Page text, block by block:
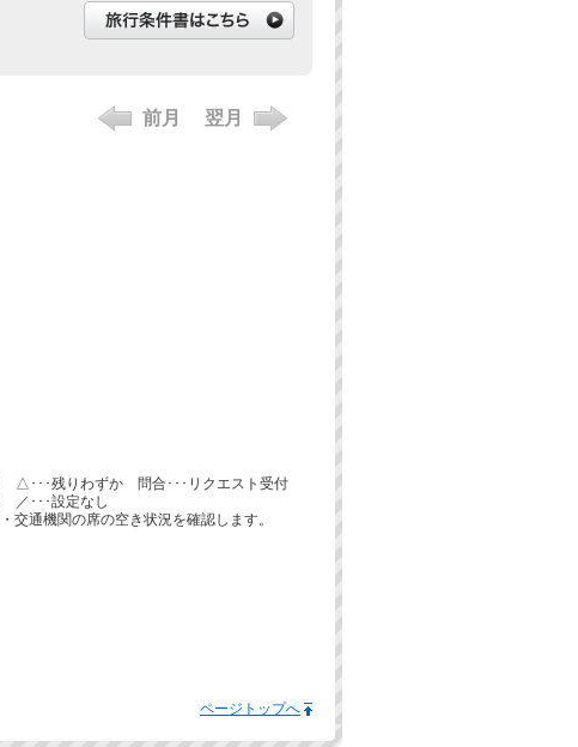
前月 翌月
△･･･残りわずか 問合･･･リクエスト受付
／･･･設定なし
交通機関の席の空き状況を確認します。
ページトップへ